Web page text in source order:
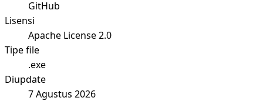
GitHub
Lisensi
Apache License 2.0
Tipe file
.exe
Diupdate
7 Agustus 2026